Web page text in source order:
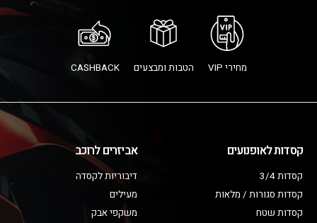
מחירי VIP הטבות ומבצעים CASHBACK
קסדות לאופנועים
קסדות 3/4
קסדות סגורות / מלאות
קסדות שטח
אביזרים לרוכב
דיבוריות לקסדה
מעילים
משקפי אבק